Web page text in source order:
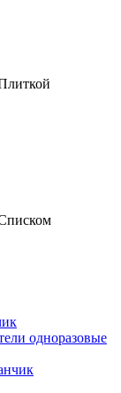
одноразовые